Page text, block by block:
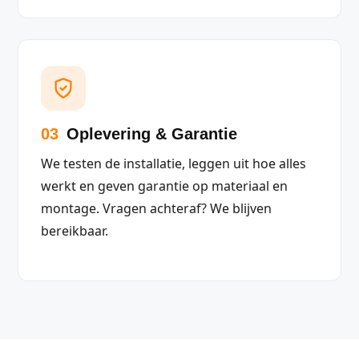
03 Oplevering & Garantie
We testen de installatie, leggen uit hoe alles
werkt en geven garantie op materiaal en
montage. Vragen achteraf? We blijven
bereikbaar.